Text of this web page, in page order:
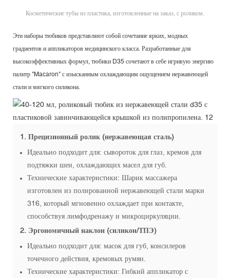
Косметические тубы из пластика, изготовленные на заказ, с роликом.
Эти наборы тюбиков представляют собой сочетание ярких, модных
градиентов и аппликаторов медицинского класса. Разработанные для
высокоэффективных формул, тюбики D35 сочетают в себе игривую энергию
палитр "Macaron" с изысканным охлаждающим ощущением нержавеющей
стали и мягкого силикона.
1. Прецизионный ролик (нержавеющая сталь)
Идеально подходит для: сывороток для глаз, кремов для
подтяжки шеи, охлаждающих масел для губ.
Технические характеристики: Шарик массажера
изготовлен из полированной нержавеющей стали марки
316, который мгновенно охлаждает при контакте,
способствуя лимфодренажу и микроциркуляции.
2. Эргономичный наклон (силикон/ТПЭ)
Идеально подходит для: масок для губ, консилеров
точечного действия, кремовых румян.
Технические характеристики: Гибкий аппликатор с